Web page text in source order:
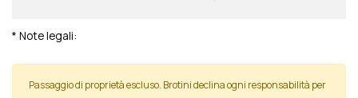
* Note legali:
Passaggio di proprietà escluso. Brotini declina ogni responsabilità per